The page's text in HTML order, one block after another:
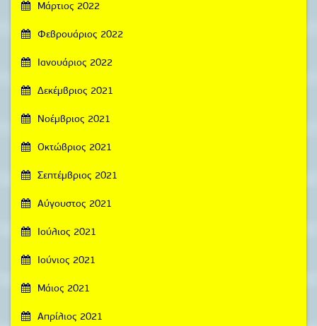
Μάρτιος 2022
Φεβρουάριος 2022
Ιανουάριος 2022
Δεκέμβριος 2021
Νοέμβριος 2021
Οκτώβριος 2021
Σεπτέμβριος 2021
Αύγουστος 2021
Ιούλιος 2021
Ιούνιος 2021
Μάιος 2021
Απρίλιος 2021